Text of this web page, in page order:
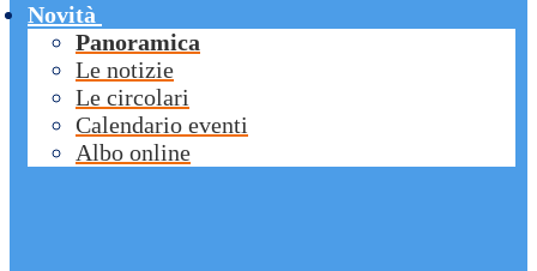
Novità
Panoramica
Le notizie
Le circolari
Calendario eventi
Albo online